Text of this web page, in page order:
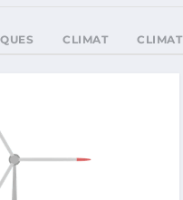
CLIMAT CLIMAT